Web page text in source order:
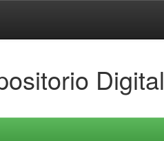
Digital